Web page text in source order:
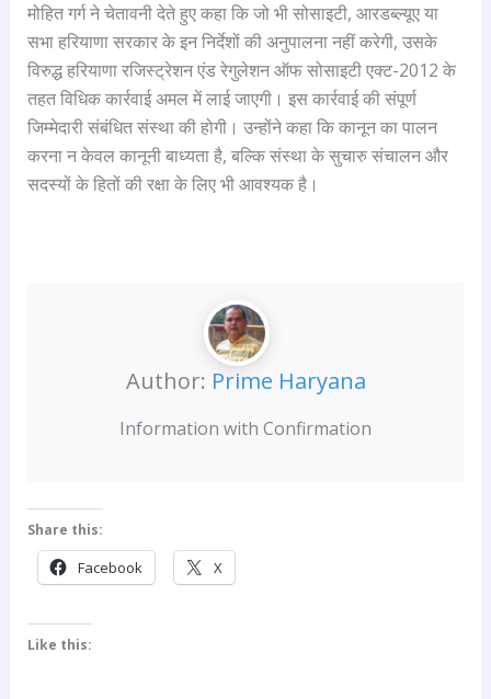
मोहित गर्ग ने चेतावनी देते हुए कहा कि जो भी सोसाइटी, आरडब्ल्यूए या
सभा हरियाणा सरकार के इन निर्देशों की अनुपालना नहीं करेगी, उसके
विरुद्ध हरियाणा रजिस्ट्रेशन एंड रेगुलेशन ऑफ सोसाइटी एक्ट-2012 के
तहत विधिक कार्रवाई अमल में लाई जाएगी। इस कार्रवाई की संपूर्ण
जिम्मेदारी संबंधित संस्था की होगी। उन्होंने कहा कि कानून का पालन
करना न केवल कानूनी बाध्यता है, बल्कि संस्था के सुचारु संचालन और
सदस्यों के हितों की रक्षा के लिए भी आवश्यक है।
Author: Prime Haryana
Information with Confirmation
Share this:
Facebook X
Like this: